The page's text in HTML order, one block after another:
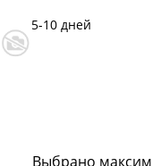
5-10 дней
Выбрано